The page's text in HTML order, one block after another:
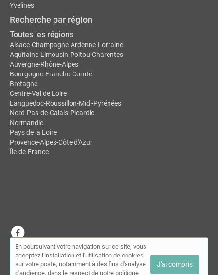
Yvelines
Recherche par région
Toutes les régions
Alsace-Champagne-Ardenne-Lorraine
Aquitaine-Limousin-Poitou-Charentes
Auvergne-Rhône-Alpes
Bourgogne-Franche-Comté
Bretagne
Centre-Val de Loire
Languedoc-Roussillon-Midi-Pyrénées
Nord-Pas-de-Calais-Picardie
Normandie
Pays de la Loire
Provence-Alpes-Côte d'Azur
Île-de-France
© MDSL | Annuaire des chiropracteurs 2026 |
compte|Contact
Conditions générales d'utilisation|Mentions légales
En poursuivant votre navigation sur ce site, vous
acceptez l'installation et l'utilisation de cookies
sur votre poste, notamment à des fins d'analyse
d'audience, dans le respect de notre politique
J'ai compris